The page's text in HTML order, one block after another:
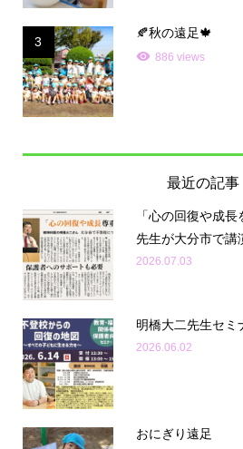
3
🍂秋の遠足🍁
886 views
最近の記事
「心の回復や成
先生が大分市で講
2026.07.03
明橋大二先生セ
2026.06.02
おにぎり遠足